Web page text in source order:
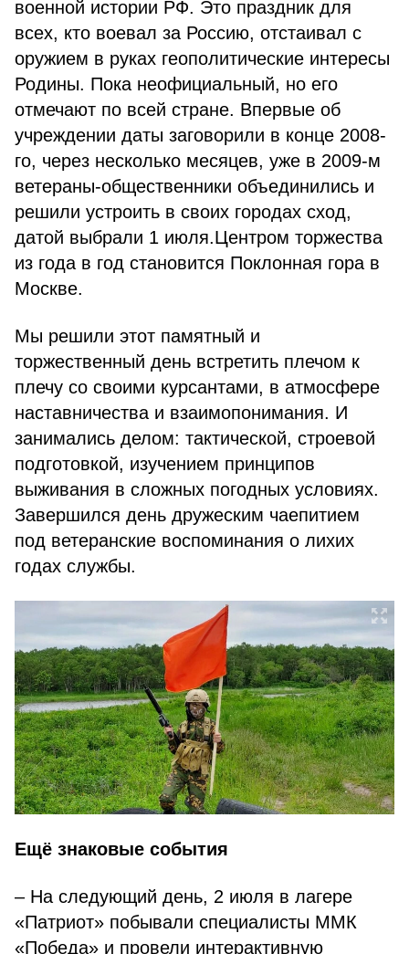
военной истории РФ. Это праздник для
всех, кто воевал за Россию, отстаивал с
оружием в руках геополитические интересы
Родины. Пока неофициальный, но его
отмечают по всей стране. Впервые об
учреждении даты заговорили в конце 2008-
го, через несколько месяцев, уже в 2009-м
ветераны-общественники объединились и
решили устроить в своих городах сход,
датой выбрали 1 июля.Центром торжества
из года в год становится Поклонная гора в
Москве.
Мы решили этот памятный и
торжественный день встретить плечом к
плечу со своими курсантами, в атмосфере
наставничества и взаимопонимания. И
занимались делом: тактической, строевой
подготовкой, изучением принципов
выживания в сложных погодных условиях.
Завершился день дружеским чаепитием
под ветеранские воспоминания о лихих
годах службы.
Ещё знаковые события
– На следующий день, 2 июля в лагере
«Патриот» побывали специалисты ММК
«Победа» и провели интерактивную